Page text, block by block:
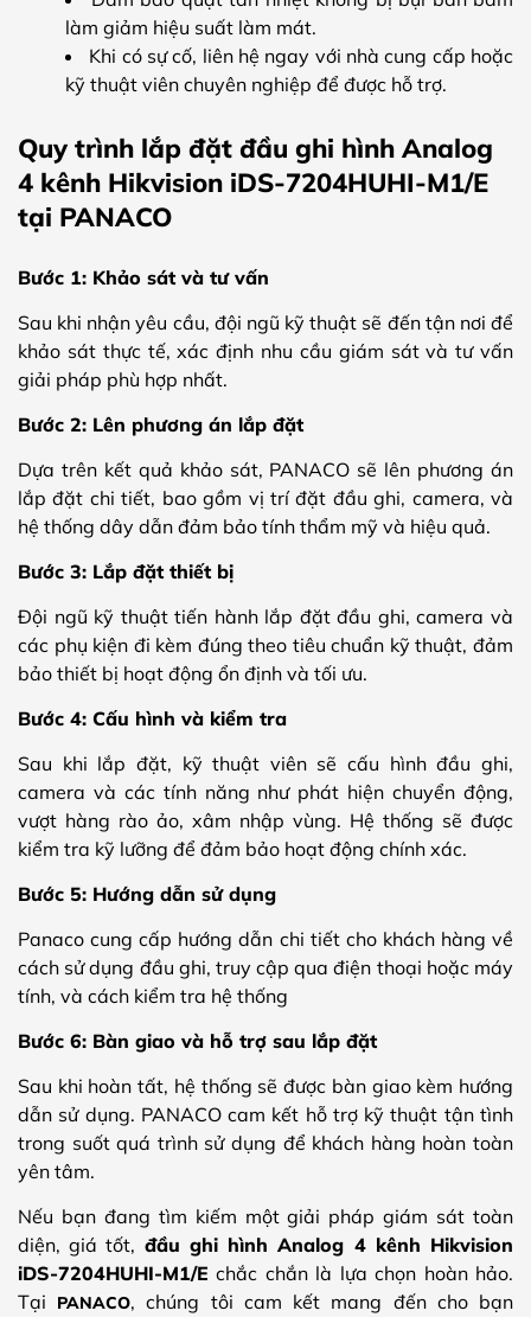
làm giảm hiệu suất làm mát.
Khi có sự cố, liên hệ ngay với nhà cung cấp hoặc
kỹ thuật viên chuyên nghiệp để được hỗ trợ.
Quy trình lắp đặt đầu ghi hình Analog
4 kênh Hikvision iDS-7204HUHI-M1/E
tại PANACO
Bước 1: Khảo sát và tư vấn
Sau khi nhận yêu cầu, đội ngũ kỹ thuật sẽ đến tận nơi để
khảo sát thực tế, xác định nhu cầu giám sát và tư vấn
giải pháp phù hợp nhất.
Bước 2: Lên phương án lắp đặt
Dựa trên kết quả khảo sát, PANACO sẽ lên phương án
lắp đặt chi tiết, bao gồm vị trí đặt đầu ghi, camera, và
hệ thống dây dẫn đảm bảo tính thẩm mỹ và hiệu quả.
Bước 3: Lắp đặt thiết bị
Đội ngũ kỹ thuật tiến hành lắp đặt đầu ghi, camera và
các phụ kiện đi kèm đúng theo tiêu chuẩn kỹ thuật, đảm
bảo thiết bị hoạt động ổn định và tối ưu.
Bước 4: Cấu hình và kiểm tra
Sau khi lắp đặt, kỹ thuật viên sẽ cấu hình đầu ghi,
camera và các tính năng như phát hiện chuyển động,
vượt hàng rào ảo, xâm nhập vùng. Hệ thống sẽ được
kiểm tra kỹ lưỡng để đảm bảo hoạt động chính xác.
Bước 5: Hướng dẫn sử dụng
Panaco cung cấp hướng dẫn chi tiết cho khách hàng về
cách sử dụng đầu ghi, truy cập qua điện thoại hoặc máy
tính, và cách kiểm tra hệ thống
Bước 6: Bàn giao và hỗ trợ sau lắp đặt
Sau khi hoàn tất, hệ thống sẽ được bàn giao kèm hướng
dẫn sử dụng. PANACO cam kết hỗ trợ kỹ thuật tận tình
trong suốt quá trình sử dụng để khách hàng hoàn toàn
yên tâm.
Nếu bạn đang tìm kiếm một giải pháp giám sát toàn
diện, giá tốt, đầu ghi hình Analog 4 kênh Hikvision
iDS-7204HUHI-M1/E chắc chắn là lựa chọn hoàn hảo.
Tại PANACO, chúng tôi cam kết mang đến cho bạn